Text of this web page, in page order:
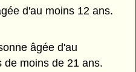
d'au moins 12 ans.
âgée d'au
de moins de 21 ans.